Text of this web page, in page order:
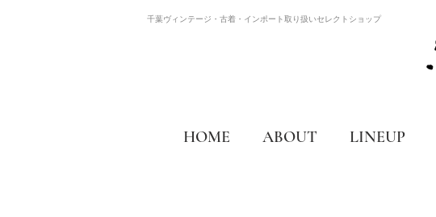
千葉ヴィンテージ・古着・インポート取り扱いセレクトショップ
HOME ABOUT LINEUP